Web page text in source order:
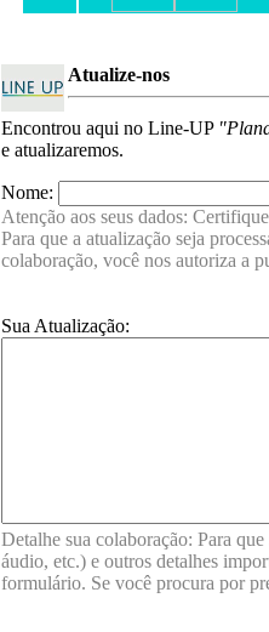
Atualize-nos
Encontrou aqui no Line-UP
e atualizaremos.
Nome:
Atenção aos seus dados:
Para que a atualização seja
colaboração, você nos autoriza a
Sua Atualização:
Detalhe sua colaboração: Para
áudio, etc.) e outros detalhes
formulário. Se você procura por